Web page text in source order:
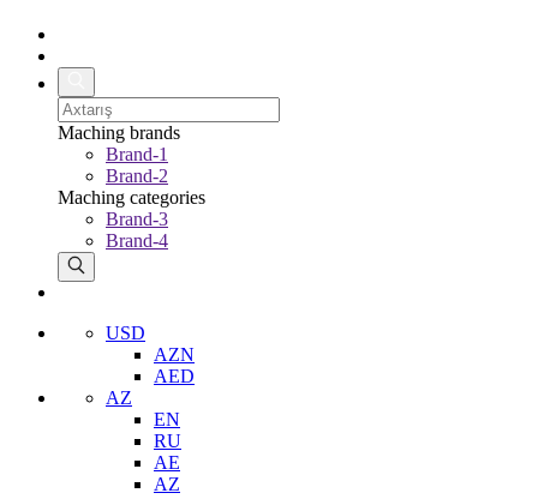
Maching brands
Brand-1
Brand-2
Maching categories
Brand-3
Brand-4
USD
AZN
AED
AZ
EN
RU
AE
AZ